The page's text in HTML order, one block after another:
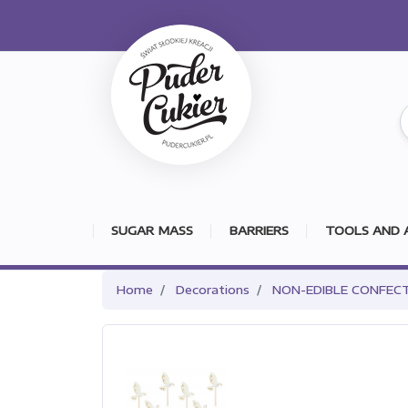
SUGAR MASS BARRIERS TOOLS AND
Home Decorations NON-EDIBLE